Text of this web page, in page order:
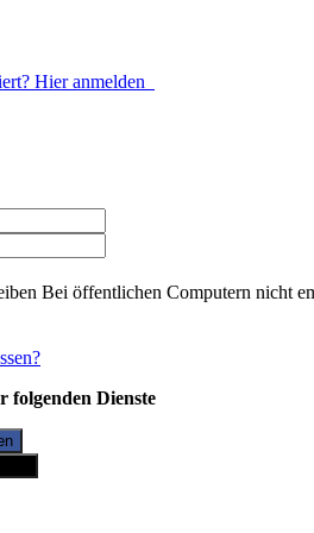
Hier anmelden
Bei öffentlichen Computern nicht
folgenden Dienste